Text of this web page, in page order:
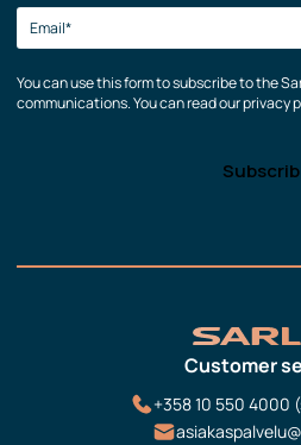
You can use this form to subscribe to the
communications. You can read our privacy
Customer
+358 10 550 4000